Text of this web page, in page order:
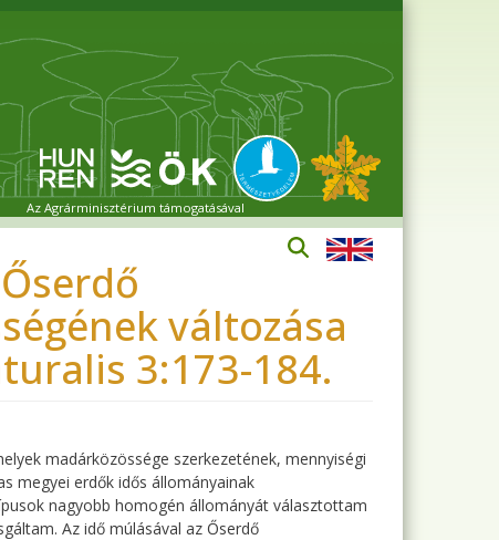
Az Agrárminisztérium támogatásával
változása
3:173-184.
madárközössége szerkezetének, mennyiségi
megyei erdők idős állományainak
nagyobb homogén állományát választottam
Az idő múlásával az Őserdő